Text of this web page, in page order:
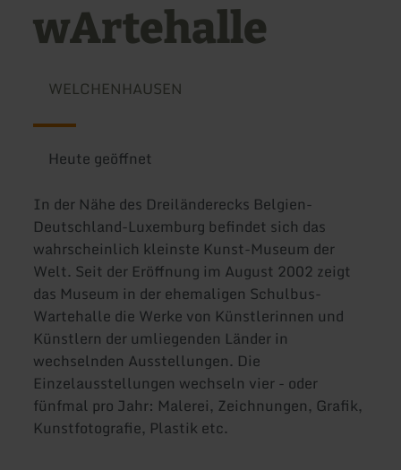
wArtehalle
WELCHENHAUSEN
Heute geöffnet
In der Nähe des Dreiländerecks Belgien-
Deutschland-Luxemburg befindet sich das
wahrscheinlich kleinste Kunst-Museum der
Welt. Seit der Eröffnung im August 2002 zeigt
das Museum in der ehemaligen Schulbus-
Wartehalle die Werke von Künstlerinnen und
Künstlern der umliegenden Länder in
wechselnden Ausstellungen. Die
Einzelausstellungen wechseln vier - oder
fünfmal pro Jahr: Malerei, Zeichnungen, Grafik,
Kunstfotografie, Plastik etc.